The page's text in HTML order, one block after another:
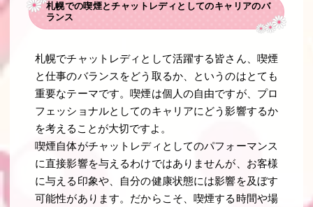
札幌での喫煙とチャットレディとしてのキャリアのバ
ランス
札幌でチャットレディとして活躍する皆さん、喫煙
と仕事のバランスをどう取るか、というのはとても
重要なテーマです。喫煙は個人の自由ですが、プロ
フェッショナルとしてのキャリアにどう影響するか
を考えることが大切ですよ。
喫煙自体がチャットレディとしてのパフォーマンス
に直接影響を与えるわけではありませんが、お客様
に与える印象や、自分の健康状態には影響を及ぼす
可能性があります。だからこそ、喫煙する時間や場